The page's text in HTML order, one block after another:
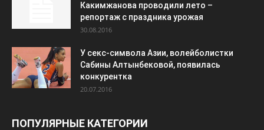
Какимжанова проводили лето –
репортаж с праздника урожая
30.08.2016
У секс-символа Азии, волейболистки
Сабины Алтынбековой, появилась
конкурентка
20.07.2016
ПОПУЛЯРНЫЕ КАТЕГОРИИ